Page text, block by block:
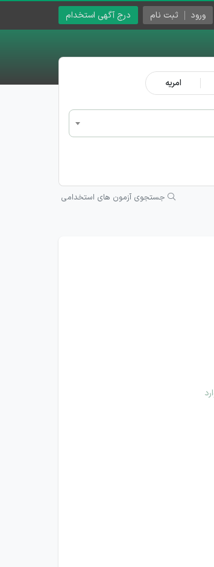
درج آگهی استخدام ورود ثبت نام
امریه
جستجوی آزمون های استخدامی